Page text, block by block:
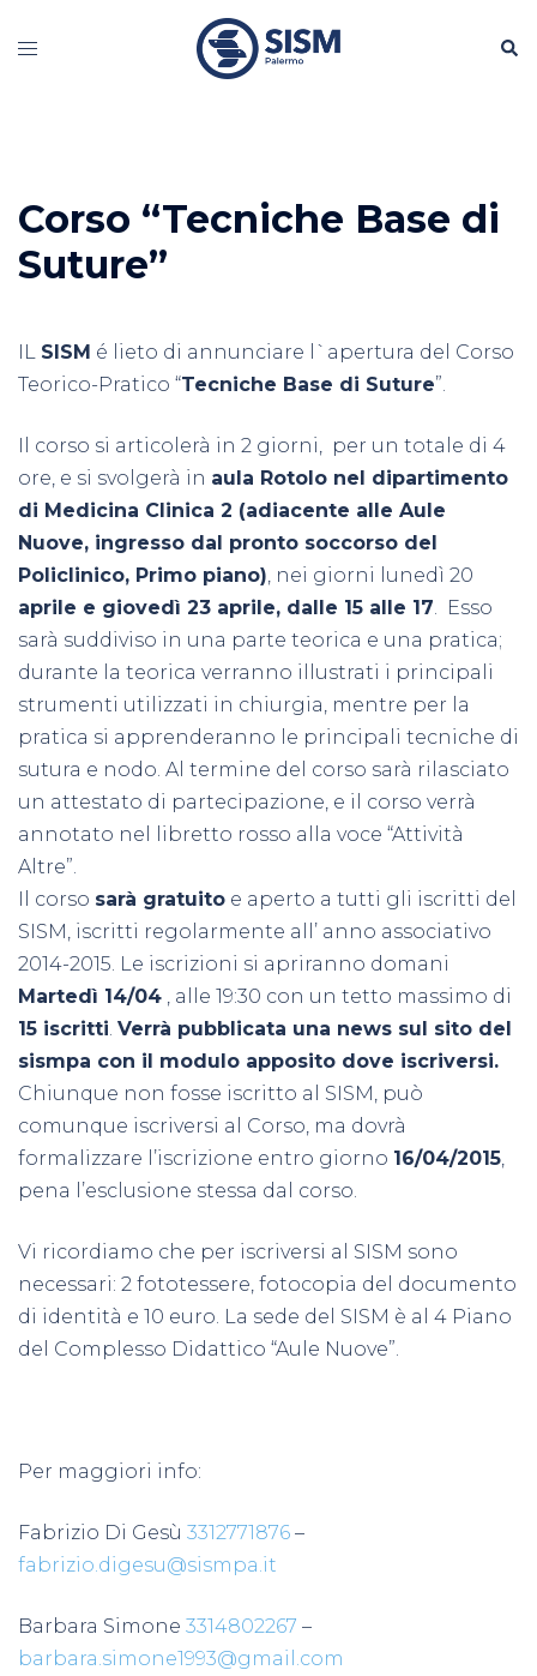
Mostra/Nascondi
Corso “Tecniche Base di
Suture”
IL SISM é lieto di annunciare l`apertura del Corso
Teorico-Pratico “Tecniche Base di Suture”.
Il corso si articolerà in 2 giorni, per un totale di 4
ore, e si svolgerà in aula Rotolo nel dipartimento
di Medicina Clinica 2 (adiacente alle Aule
Nuove, ingresso dal pronto soccorso del
Policlinico, Primo piano), nei giorni
lunedì 20
aprile e giovedì 23 aprile, dalle 15 alle 17. Esso
sarà suddiviso in una parte teorica e una pratica;
durante la teorica verranno illustrati i principali
strumenti utilizzati in chiurgia, mentre per la
pratica si apprenderanno le principali tecniche di
sutura e nodo. Al termine del corso sarà rilasciato
un attestato di partecipazione, e il corso verrà
annotato nel libretto rosso alla voce “Attività
Altre”.
Il corso sarà gratuito e aperto a tutti gli iscritti del
SISM, iscritti regolarmente all’ anno associativo
2014-2015. Le iscrizioni si apriranno domani
Martedì 14/04 , alle 19:30 con un tetto massimo di
15 iscritti. Verrà pubblicata una news sul sito del
sismpa con il modulo apposito dove iscriversi.
Chiunque non fosse iscritto al SISM, può
comunque iscriversi al Corso, ma dovrà
formalizzare l’iscrizione entro giorno 16/04/2015,
pena l’esclusione stessa dal corso.
Vi ricordiamo che per iscriversi al SISM sono
necessari: 2 fototessere, fotocopia del documento
di identità e 10 euro. La sede del SISM è al 4 Piano
del Complesso Didattico “Aule Nuove”.
Per maggiori info:
Fabrizio Di Gesù 3312771876 –
fabrizio.digesu@sismpa.it
Barbara Simone 3314802267 –
barbara.simone1993@gmail.com